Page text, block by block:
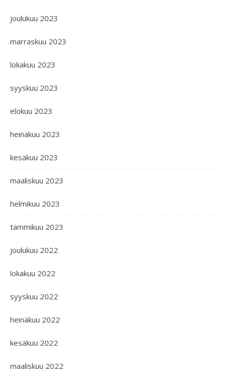
joulukuu 2023
marraskuu 2023
lokakuu 2023
syyskuu 2023
elokuu 2023
heinäkuu 2023
kesäkuu 2023
maaliskuu 2023
helmikuu 2023
tammikuu 2023
joulukuu 2022
lokakuu 2022
syyskuu 2022
heinäkuu 2022
kesäkuu 2022
maaliskuu 2022